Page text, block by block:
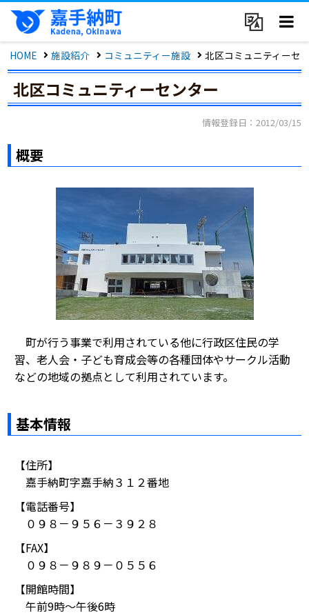
HOME 施設紹介 コミュニティー施設 北区コミュニティーセ
北区コミュニティーセンター
情報登録日：2012/03/15
概要
町が行う事業で利用されている他に行政区住民の学
習、老人会・子ども育成会等の各種団体やサークル活動
などの地域の拠点として利用されています。
基本情報
【住所】
嘉手納町字嘉手納３１２番地
【電話番号】
０９８－９５６－３９２８
【FAX】
０９８－９８９－０５５６
【開館時間】
午前9時～午後6時